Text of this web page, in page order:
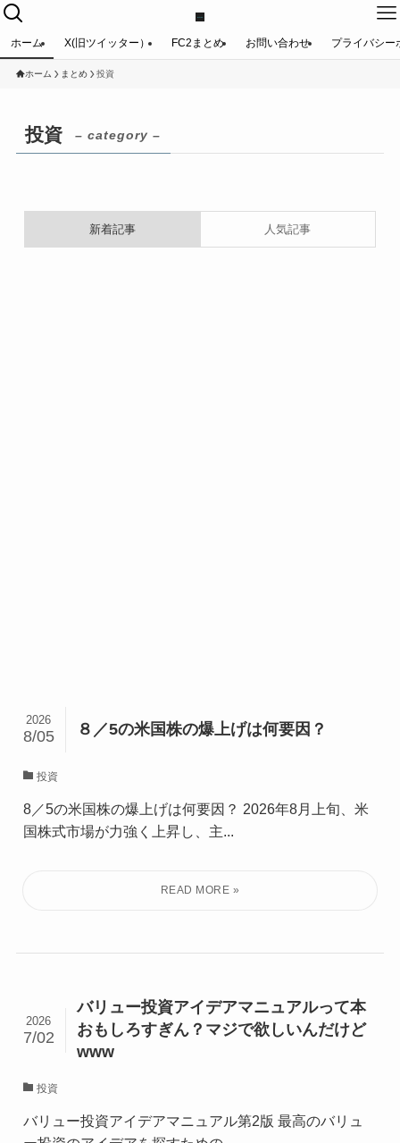
ホーム X(旧ツイッター） FC2まとめ お問い合わせ プライバシー
ホーム まとめ 投資
投資 – category –
新着記事 人気記事
８／5の米国株の爆上げは何要因？
2026
8/05
投資
8／5の米国株の爆上げは何要因？ 2026年8月上旬、米
国株式市場が力強く上昇し、主...
バリュー投資アイデアマニュアルって本
おもしろすぎん？マジで欲しいんだけど
www
2026
7/02
投資
バリュー投資アイデアマニュアル第2版 最高のバリュ